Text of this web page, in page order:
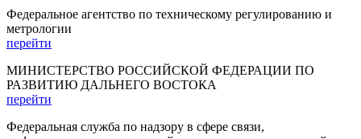
Федеральное агентство по техническому регулированию и
метрологии
перейти
МИНИСТЕРСТВО РОССИЙСКОЙ ФЕДЕРАЦИИ ПО
РАЗВИТИЮ ДАЛЬНЕГО ВОСТОКА
перейти
Федеральная служба по надзору в сфере связи,